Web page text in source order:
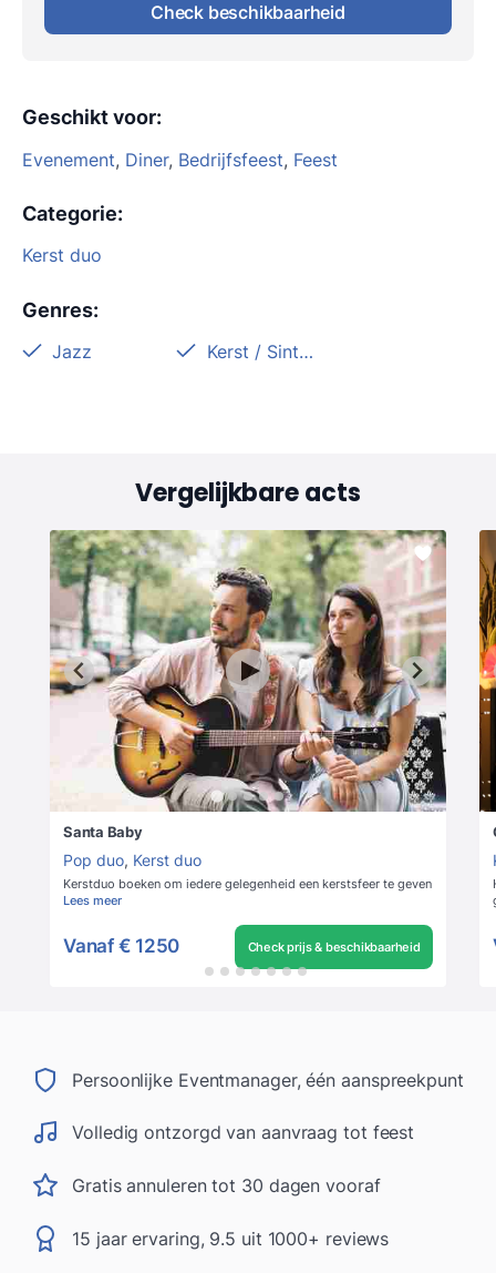
Check beschikbaarheid
Geschikt voor:
Evenement, Diner, Bedrijfsfeest, Feest
Categorie:
Kerst duo
Genres:
Jazz Kerst / Sinterklaas
Vergelijkbare acts
Santa Baby
Pop duo, Kerst duo
Kerstduo boeken om iedere gelegenheid een kerstsfeer te geven
Lees meer
Vanaf € 1250 Check prijs & beschikbaarheid
Persoonlijke Eventmanager, één aanspreekpunt
Volledig ontzorgd van aanvraag tot feest
Gratis annuleren tot 30 dagen vooraf
15 jaar ervaring, 9.5 uit 1000+ reviews